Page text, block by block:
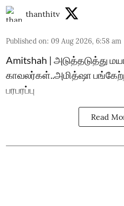
thanthitv
Published on: 09 Aug 2026, 6:58 am
Amitshah | அடுத்தடுத்து
காவலர்கள்..அமித்ஷா பங்கேற்ற
பரபரப்பு
Read